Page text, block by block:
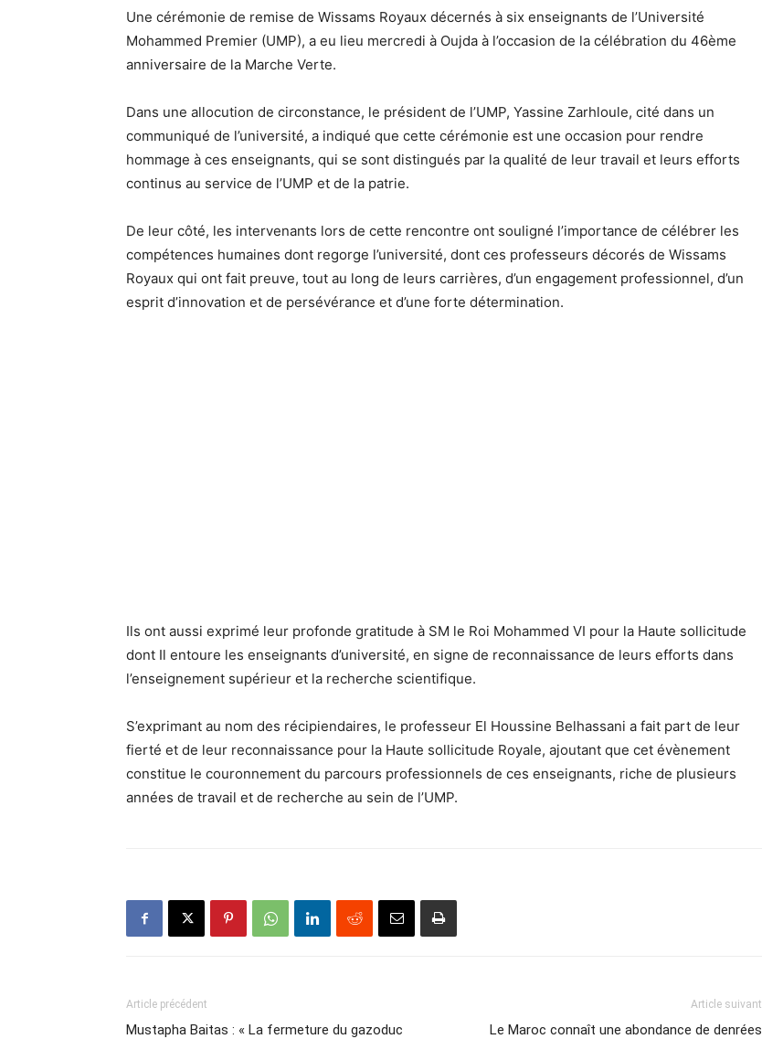
Une cérémonie de remise de Wissams Royaux décernés à six enseignants de l’Université
Mohammed Premier (UMP), a eu lieu mercredi à Oujda à l’occasion de la célébration du 46ème
anniversaire de la Marche Verte.
Dans une allocution de circonstance, le président de l’UMP, Yassine Zarhloule, cité dans un
communiqué de l’université, a indiqué que cette cérémonie est une occasion pour rendre
hommage à ces enseignants, qui se sont distingués par la qualité de leur travail et leurs efforts
continus au service de l’UMP et de la patrie.
De leur côté, les intervenants lors de cette rencontre ont souligné l’importance de célébrer les
compétences humaines dont regorge l’université, dont ces professeurs décorés de Wissams
Royaux qui ont fait preuve, tout au long de leurs carrières, d’un engagement professionnel, d’un
esprit d’innovation et de persévérance et d’une forte détermination.
Ils ont aussi exprimé leur profonde gratitude à SM le Roi Mohammed VI pour la Haute sollicitude
dont Il entoure les enseignants d’université, en signe de reconnaissance de leurs efforts dans
l’enseignement supérieur et la recherche scientifique.
S’exprimant au nom des récipiendaires, le professeur El Houssine Belhassani a fait part de leur
fierté et de leur reconnaissance pour la Haute sollicitude Royale, ajoutant que cet évènement
constitue le couronnement du parcours professionnels de ces enseignants, riche de plusieurs
années de travail et de recherche au sein de l’UMP.
Article précédent
Mustapha Baitas : « La fermeture du gazoduc
Article suivant
Le Maroc connaît une abondance de denrées